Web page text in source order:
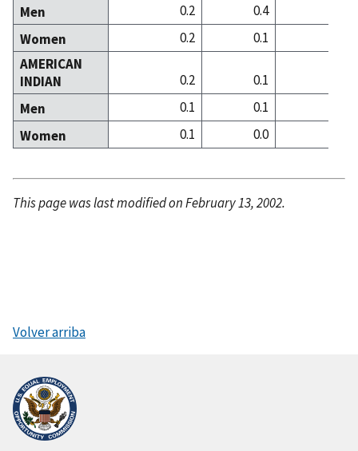
Men
0.2 0.4
Women
0.2 0.1
AMERICAN
INDIAN
0.2 0.1
Men
0.1 0.1
Women
0.1 0.0
This page was last modified on February 13, 2002.
Volver arriba